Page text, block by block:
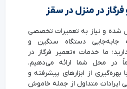
فرگاز در منزل در سقز
شده و نیاز به تعمیرات تخصصی
جابه‌جایی دستگاه سنگین و
ما خدمات «تعمیر فرگاز در
در محل شما ارائه می‌دهیم.
از ابزارهای پیشرفته و
ایرادات متداول از جمله خاموش